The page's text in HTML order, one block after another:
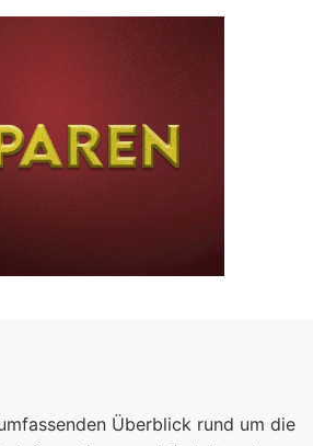
Überblick rund um die